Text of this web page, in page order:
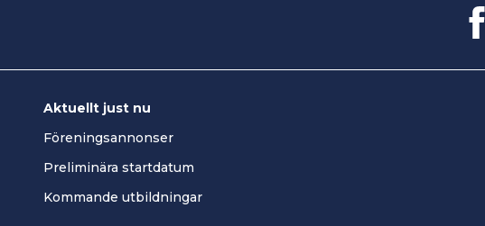
Aktuellt just nu
Föreningsannonser
Preliminära startdatum
Kommande utbildningar